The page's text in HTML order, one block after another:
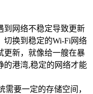
到网络不稳定导致更新
切换到稳定的Wi-Fi网络
更新，就像给一艘在暴
的港湾,稳定的网络才能
需要一定的存储空间，